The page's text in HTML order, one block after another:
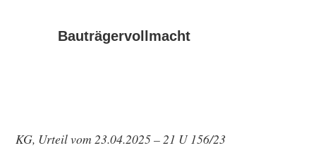
Bauträgervollmacht
KG, Urteil vom 23.04.2025 – 21 U 156/23